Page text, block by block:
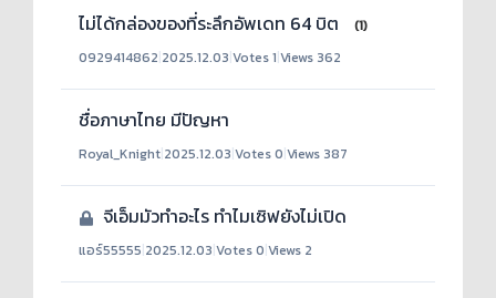
ไม่ได้กล่องของที่ระลึกอัพเดท 64 บิต
(1)
0929414862|2025.12.03|Votes 1|Views 362
ชื่อภาษาไทย มีปัญหา
Royal_Knight|2025.12.03|Votes 0|Views 387
จีเอ็มมัวทำอะไร ทำไมเซิฟยังไม่เปิด
แอร์55555|2025.12.03|Votes 0|Views 2